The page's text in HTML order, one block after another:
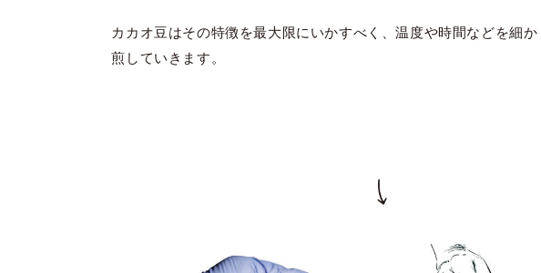
カカオ豆はその特徴を最大限にいかすべく、温度や時間などを細
煎していきます。